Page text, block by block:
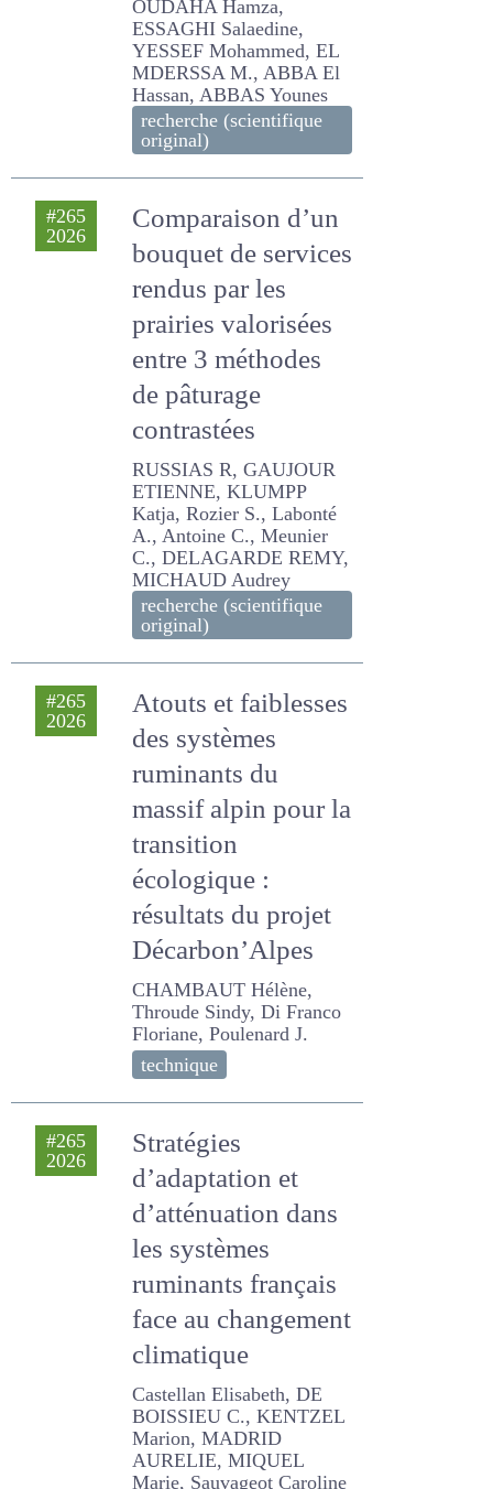
OUDAHA Hamza, ESSAGHI
Salaedine, YESSEF
Mohammed, EL MDERSSA
M., ABBA El Hassan, ABBAS
Younes
recherche (scientifique
original)
#265
2026
Comparaison d’un
bouquet de
services rendus
par les prairies
valorisées entre 3
méthodes de
pâturage
contrastées
RUSSIAS R, GAUJOUR
ETIENNE, KLUMPP Katja,
Rozier S., Labonté A.,
Antoine C., Meunier C.,
DELAGARDE REMY,
MICHAUD Audrey
original)
Atouts et
faiblesses des
systèmes
ruminants du
massif alpin pour
la transition
écologique :
résultats du projet
Décarbon’Alpes
CHAMBAUT Hélène,
technique
Stratégies
d’adaptation et
d’atténuation dans
les systèmes
ruminants
français face au
changement
climatique